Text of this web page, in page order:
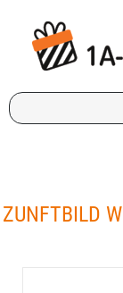
Ich
suche
ZUNFTBILD